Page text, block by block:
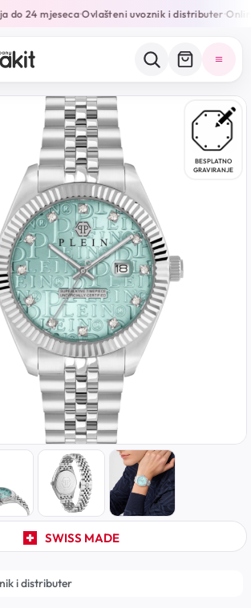
do 24 mjeseca•Ovlašteni uvoznik i distributer•
BESPLATNO
GRAVIRANJE
SWISS MADE
i distributer